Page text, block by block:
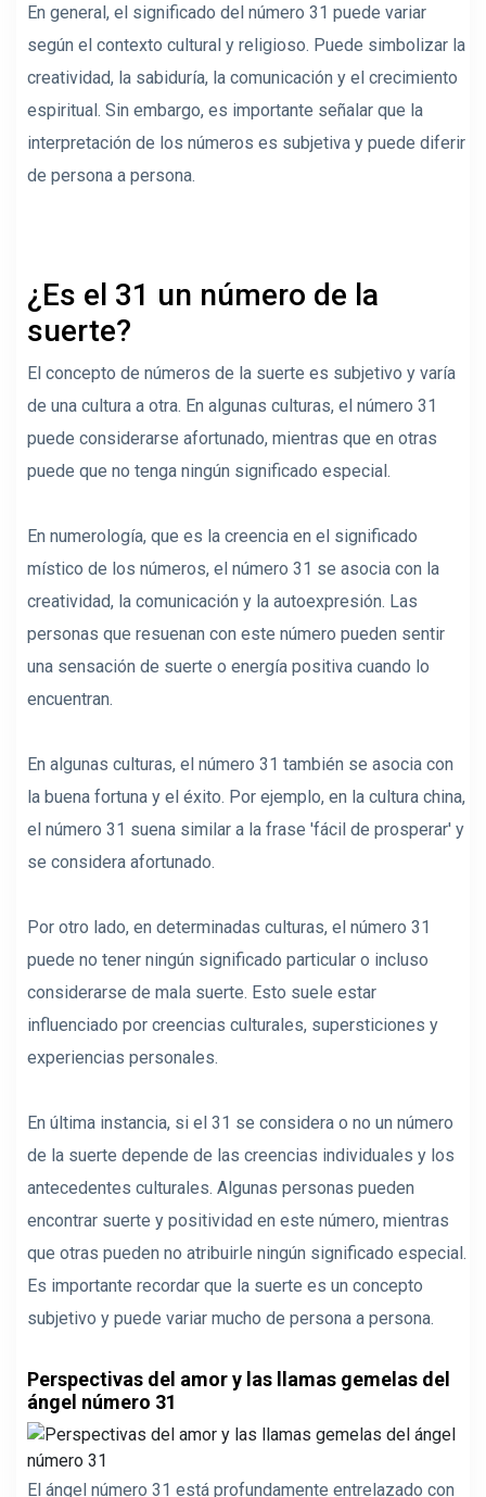
En general, el significado del número 31 puede variar
según el contexto cultural y religioso. Puede simbolizar la
creatividad, la sabiduría, la comunicación y el crecimiento
espiritual. Sin embargo, es importante señalar que la
interpretación de los números es subjetiva y puede diferir
de persona a persona.
¿Es el 31 un número de la
suerte?
El concepto de números de la suerte es subjetivo y varía
de una cultura a otra. En algunas culturas, el número 31
puede considerarse afortunado, mientras que en otras
puede que no tenga ningún significado especial.
En numerología, que es la creencia en el significado
místico de los números, el número 31 se asocia con la
creatividad, la comunicación y la autoexpresión. Las
personas que resuenan con este número pueden sentir
una sensación de suerte o energía positiva cuando lo
encuentran.
En algunas culturas, el número 31 también se asocia con
la buena fortuna y el éxito. Por ejemplo, en la cultura china,
el número 31 suena similar a la frase 'fácil de prosperar' y
se considera afortunado.
Por otro lado, en determinadas culturas, el número 31
puede no tener ningún significado particular o incluso
considerarse de mala suerte. Esto suele estar
influenciado por creencias culturales, supersticiones y
experiencias personales.
En última instancia, si el 31 se considera o no un número
de la suerte depende de las creencias individuales y los
antecedentes culturales. Algunas personas pueden
encontrar suerte y positividad en este número, mientras
que otras pueden no atribuirle ningún significado especial.
Es importante recordar que la suerte es un concepto
subjetivo y puede variar mucho de persona a persona.
Perspectivas del amor y las llamas gemelas del
ángel número 31
El ángel número 31 está profundamente entrelazado con